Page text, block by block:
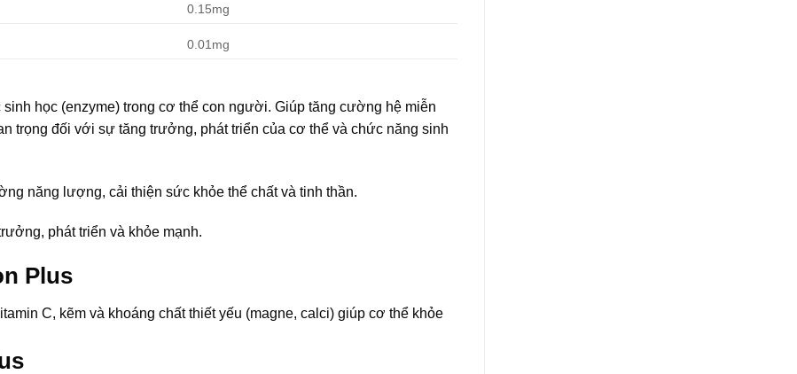
0.15mg
0.01mg
học (enzyme) trong cơ thể con người. Giúp tăng cường hệ miễn
trọng đối với sự tăng trưởng, phát triển của cơ thể và chức năng sinh
năng lượng, cải thiện sức khỏe thể chất và tinh thần.
phát triển và khỏe mạnh.
Plus
C, kẽm và khoáng chất thiết yếu (magne, calci) giúp cơ thể khỏe